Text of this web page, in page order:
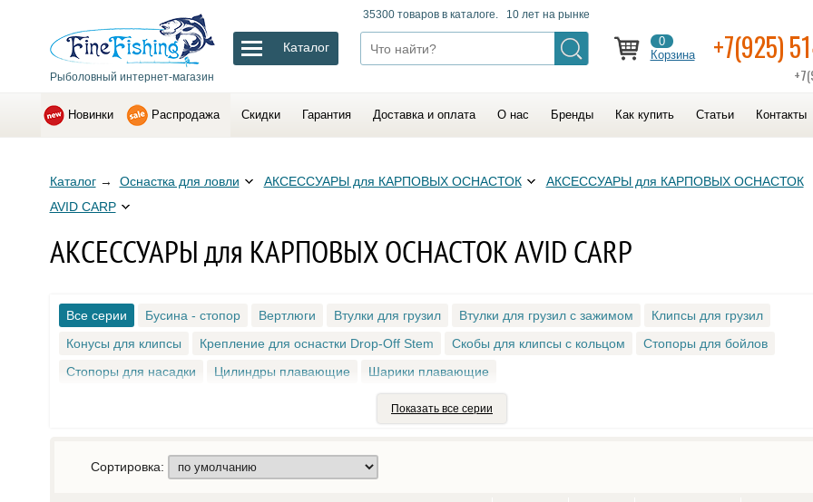
Рыболовный интернет-магазин
Каталог
35300 товаров в каталоге. 10 лет на рынке
0
Корзина
+7(925)
Новинки Распродажа Скидки Гарантия Доставка и оплата О нас Бренды Как купить Статьи Контакты
Каталог→ Оснастка для ловли АКСЕССУАРЫ для КАРПОВЫХ ОСНАСТОК
АКСЕССУАРЫ для КАРПОВЫХ ОСНАСТОК
AVID CARP
АКСЕССУАРЫ для КАРПОВЫХ ОСНАСТОК AVID CARP
Все серии Бусина - стопор Вертлюги Втулки для грузил Втулки для грузил с зажимом
Клипсы для грузил
Конусы для клипсы
Крепление для оснастки Drop-Off Stem Скобы для клипсы с кольцом
Стопоры для бойлов
Стопоры для насадки
Цилиндры плавающие Шарики плавающие
Показать все серии
Сортировка: